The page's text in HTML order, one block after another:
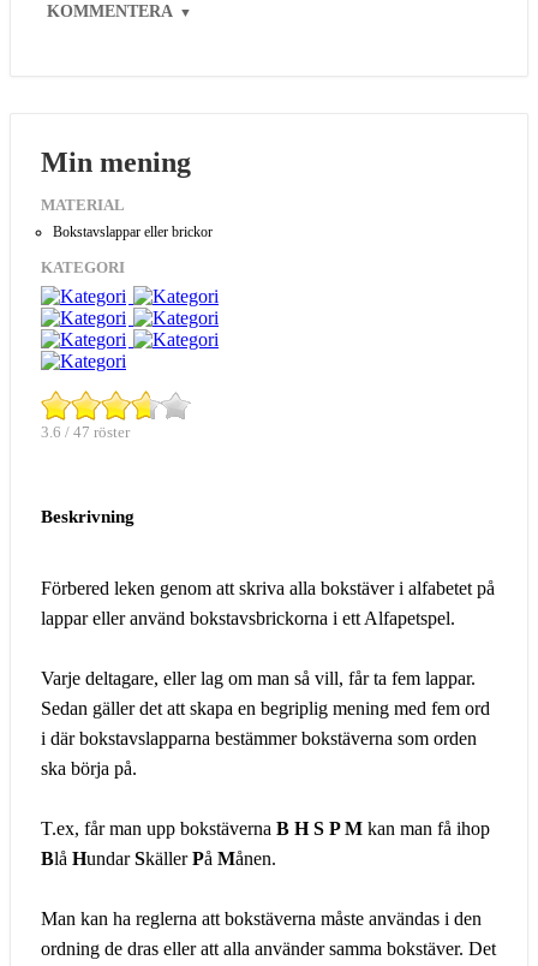
KOMMENTERA ▼
Min mening
MATERIAL
Bokstavslappar eller brickor
KATEGORI
3.6 / 47 röster
Beskrivning
Förbered leken genom att skriva alla bokstäver i alfabetet på
lappar eller använd bokstavsbrickorna i ett Alfapetspel.
Varje deltagare, eller lag om man så vill, får ta fem lappar.
Sedan gäller det att skapa en begriplig mening med fem ord
i där bokstavslapparna bestämmer bokstäverna som orden
ska börja på.
T.ex, får man upp bokstäverna B H S P M kan man få ihop
Blå HundarSkällerPå Månen.
Man kan ha reglerna att bokstäverna måste användas i den
ordning de dras eller att alla använder samma bokstäver. Det